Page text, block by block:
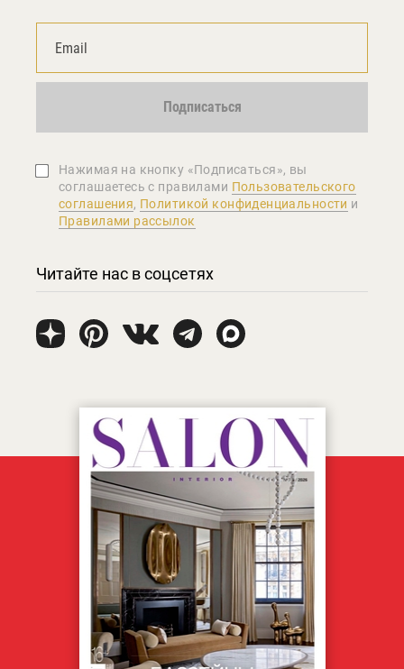
Подписаться
Нажимая на кнопку «Подписаться», вы
соглашаетеcь с правилами Пользовательского
соглашения, Политикой конфиденциальности и
Правилами рассылок
Читайте нас в соцсетях